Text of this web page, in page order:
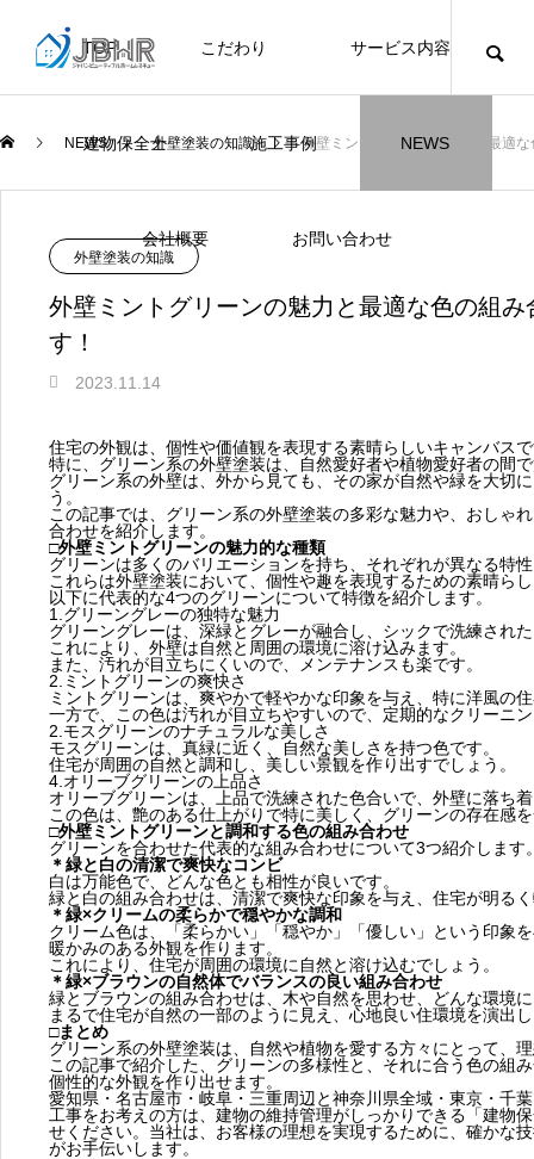
TOP こだわり サービス内容
建物保全士 施工事例 NEWS
会社概要 お問い合わせ
JBHR横浜の施工事例
ニュース ブログ
お盆に伴う休業のお知らせ
2026.07.30
【年収
場管理
髪型自由
川崎市でリノベーションを検討する方
へ｜後悔しない計画の立て方と相談先
の選び方
2026.07.01
座間市の
JBHRに
NEW
2021.04.25
建物の点
門家へ
お客様アンケート405
2026.01.25
お客様ア
藤沢市でリノベーションを検討する方
へ｜費用・進め方・会社選びのポイン
2026.08.01
火災報知
はある
川崎市でリノベーションを検討する方
へ｜後悔しない計画の立て方と相談先
の選び方
2026.07.01
座間市の
JBHRに
NEW
2021.04.25
施工の際
クーリング・オフ手続きのお知らせ
2024.04.26
NEWS 外壁塗装の知識 外壁ミントグリーンの魅力と最適
外壁塗装の知識
外壁ミントグリーンの魅力と最適な色の組
す！
2023.11.14
住宅の外観は、個性や価値観を表現する素晴らしいキャンバス
特に、グリーン系の外壁塗装は、自然愛好者や植物愛好者の間
グリーン系の外壁は、外から見ても、その家が自然や緑を大切
う。
この記事では、グリーン系の外壁塗装の多彩な魅力や、おしゃ
合わせを紹介します。
□外壁ミントグリーンの魅力的な種類
グリーンは多くのバリエーションを持ち、それぞれが異なる特
これらは外壁塗装において、個性や趣を表現するための素晴ら
以下に代表的な4つのグリーンについて特徴を紹介します。
1.グリーングレーの独特な魅力
グリーングレーは、深緑とグレーが融合し、シックで洗練され
これにより、外壁は自然と周囲の環境に溶け込みます。
また、汚れが目立ちにくいので、メンテナンスも楽です。
2.ミントグリーンの爽快さ
ミントグリーンは、爽やかで軽やかな印象を与え、特に洋風の
一方で、この色は汚れが目立ちやすいので、定期的なクリーニ
2.モスグリーンのナチュラルな美しさ
モスグリーンは、真緑に近く、自然な美しさを持つ色です。
住宅が周囲の自然と調和し、美しい景観を作り出すでしょう。
4.オリーブグリーンの上品さ
オリーブグリーンは、上品で洗練された色合いで、外壁に落ち
この色は、艶のある仕上がりで特に美しく、グリーンの存在感
□外壁ミントグリーンと調和する色の組み合わせ
グリーンを合わせた代表的な組み合わせについて3つ紹介します
＊緑と白の清潔で爽快なコンビ
白は万能色で、どんな色とも相性が良いです。
緑と白の組み合わせは、清潔で爽快な印象を与え、住宅が明る
＊緑×クリームの柔らかで穏やかな調和
クリーム色は、「柔らかい」「穏やか」「優しい」という印象
暖かみのある外観を作ります。
これにより、住宅が周囲の環境に自然と溶け込むでしょう。
＊緑×ブラウンの自然体でバランスの良い組み合わせ
緑とブラウンの組み合わせは、木や自然を思わせ、どんな環境
まるで住宅が自然の一部のように見え、心地良い住環境を演出
□まとめ
グリーン系の外壁塗装は、自然や植物を愛する方々にとって、
この記事で紹介した、グリーンの多様性と、それに合う色の組
個性的な外観を作り出せます。
愛知県・名古屋市・岐阜・三重周辺と神奈川県全域・東京・千
工事をお考えの方は、建物の維持管理がしっかりできる「建物
せください。当社は、お客様の理想を実現するために、確かな
がお手伝いします。